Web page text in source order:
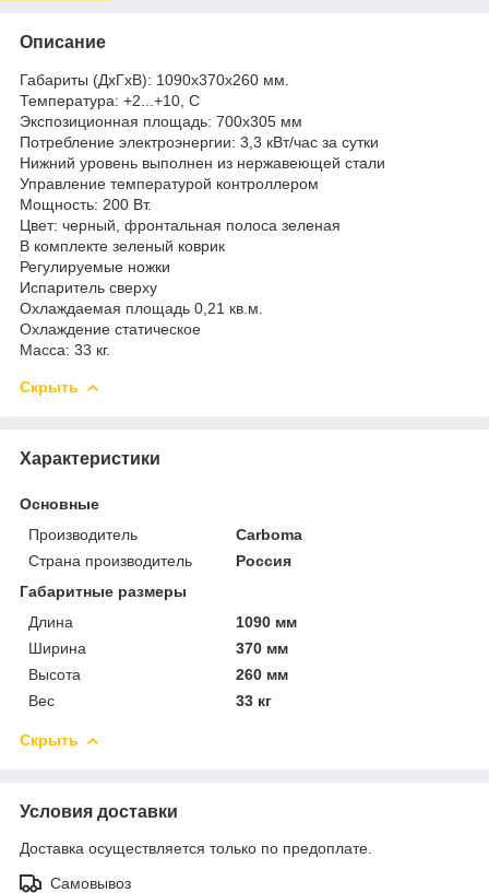
Описание
Габариты (ДхГхВ): 1090х370х260 мм.
Температура: +2...+10, C
Экспозиционная площадь: 700х305 мм
Потребление электроэнергии: 3,3 кВт/час за сутки
Нижний уровень выполнен из нержавеющей стали
Управление температурой контроллером
Мощность: 200 Вт.
Цвет: черный, фронтальная полоса зеленая
В комплекте зеленый коврик
Регулируемые ножки
Испаритель сверху
Охлаждаемая площадь 0,21 кв.м.
Охлаждение статическое
Масса: 33 кг.
Скрыть
Характеристики
Основные
Производитель
Carboma
Страна производитель
Россия
Габаритные размеры
Длина
1090 мм
Ширина
370 мм
Высота
260 мм
Вес
33 кг
Скрыть
Условия доставки
Доставка осуществляется только по предоплате.
Самовывоз